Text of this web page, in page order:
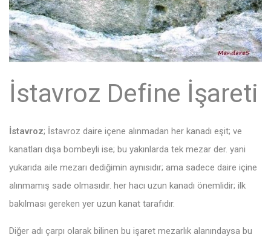
İstavroz Define İşareti
İstavroz; İstavroz daire içene alınmadan her kanadı eşit; ve
kanatları dışa bombeyli ise; bu yakınlarda tek mezar der. yani
yukarıda aile mezarı dediğimin aynısıdır; ama sadece daire içine
alınmamış sade olmasıdır. her hacı uzun kanadı önemlidir; ilk
bakılması gereken yer uzun kanat tarafıdır.
Diğer adı çarpı olarak bilinen bu işaret mezarlık alanındaysa bu